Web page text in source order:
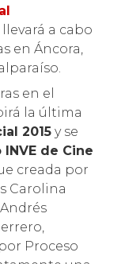
a cabo
en Áncora,
en el
la última
2015y se
de Cine
creada por
Carolina
Proceso